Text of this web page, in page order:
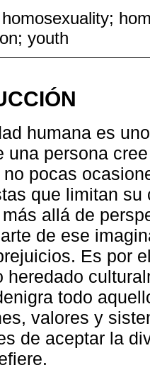
homosexuality;
youth
humana es
una persona
pocas
que limitan
allá de
de ese
Es por
heredado
todo
valores y
de aceptar la